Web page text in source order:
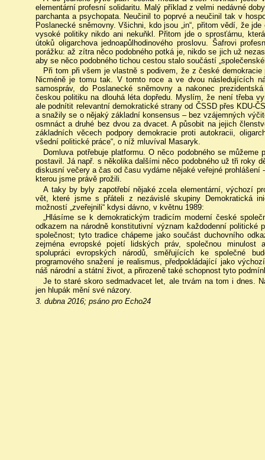
elementární profesní solidaritu. Malý příklad z velmi nedávné
parchanta a psychopata. Neučinil to poprvé a neučinil tak v
Poslanecké sněmovny. Všichni, kdo jsou „in“, přitom vědí, že
vysoké politiky nikdo ani nekuňkl. Přitom jde o sprosťárnu,
útoků oligarchova jednoapůlhodinového proslovu. Šafrovi
porážku: až zítra něco podobného potká je, nikdo se jich už
aby se něco podobného tichou cestou stalo součástí
Při tom při všem je vlastně s podivem, že z české
Nicméně je tomu tak. V tomto roce a ve dvou následujících
samospráv, do Poslanecké sněmovny a nakonec
českou politiku na dlouhá léta dopředu. Myslím, že není třeba
ale podnítit relevantní demokratické strany od ČSSD přes KDU-
a snažily se o nějaký základní konsensus – bez vzájemných
osmnáct a druhé bez dvou za dvacet. A působit na jejich
základních věcech podpory demokracie proti autokracii,
všední politické práce“, o níž mluvíval Masaryk.
Domluva potřebuje platformu. O něco podobného se
postavil. Já např. s několika dalšími něco podobného už tři roky
diskusní večery a čas od času vydáme nějaké veřejné prohlášení
kterou jsme právě prožili.
A taky by byly zapotřebí nějaké zcela elementární, výchozí
vět, které jsme s přáteli z nezávislé skupiny Demokratická
možností „zveřejnili“ kdysi dávno, v květnu 1989:
„Hlásíme se k demokratickým tradicím moderní české
odkazem na národně konstitutivní význam každodenní politické
společnost; tyto tradice chápeme jako součást duchovního
zejména evropské pojetí lidských práv, společnou minulost
spolupráci evropských národů, směřujících ke společné
programového snažení je realismus, předpokládající jako
náš národní a státní život, a přirozeně také schopnost tyto
Je to staré skoro sedmadvacet let, ale trvám na tom i dnes.
jen hlupák mění své názory.
3. dubna 2016; psáno pro Echo24